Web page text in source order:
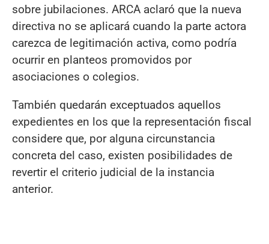
sobre jubilaciones. ARCA aclaró que la nueva
directiva no se aplicará cuando la parte actora
carezca de legitimación activa, como podría
ocurrir en planteos promovidos por
asociaciones o colegios.
También quedarán exceptuados aquellos
expedientes en los que la representación fiscal
considere que, por alguna circunstancia
concreta del caso, existen posibilidades de
revertir el criterio judicial de la instancia
anterior.